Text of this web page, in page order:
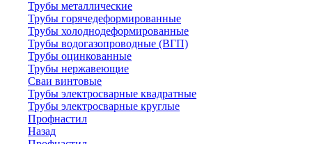
Трубы металлические
Трубы горячедеформированные
Трубы холоднодеформированные
Трубы водогазопроводные (ВГП)
Трубы оцинкованные
Трубы нержавеющие
Сваи винтовые
Трубы электросварные квадратные
Трубы электросварные круглые
Профнастил
Назад